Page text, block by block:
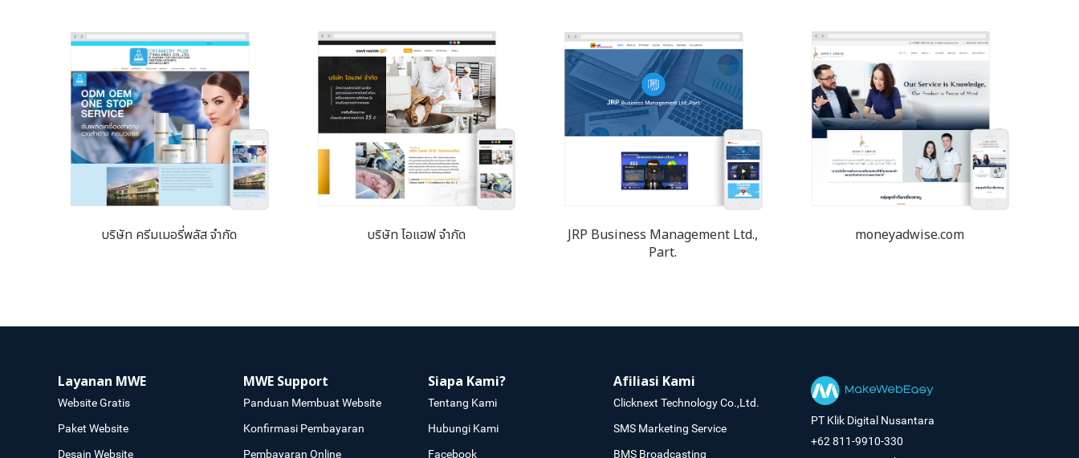
บริษัท ครีมเมอรี่พลัส จำกัด บริษัท ไอแฮฟ จำกัด
JRP Business Management Ltd.,
Part.
moneyadwise.com
Layanan MWE
Website Gratis
Paket Website
Desain Website
MWE Support
Panduan Membuat Website
Konfirmasi Pembayaran
Pembayaran Online
Siapa Kami?
Tentang Kami
Hubungi Kami
Facebook
Afiliasi Kami
Clicknext Technology Co.,Ltd.
SMS Marketing Service
BMS Broadcasting
PT Klik Digital Nusantara
+62 811-9910-330